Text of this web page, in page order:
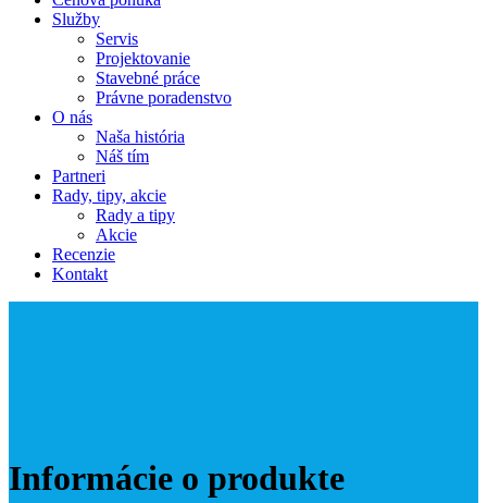
Služby
Servis
Projektovanie
Stavebné práce
Právne poradenstvo
O nás
Naša história
Náš tím
Partneri
Rady, tipy, akcie
Rady a tipy
Akcie
Recenzie
Kontakt
Informácie o produkte